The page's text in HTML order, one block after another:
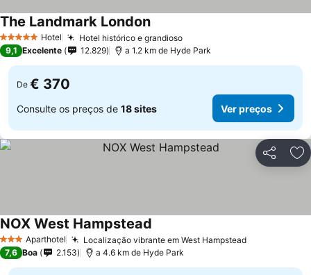
5 Estrelas Hotel Hotel histórico e grandioso
The Landmark London
9,1 Excelente 12.829 a 1.2 km de Hyde Park
De € 370
Consulte os preços de 18 sites Ver preços
Partilhar
3 EstrelasAparthotel Localização vibrante em West Hampstead
NOX West Hampstead
7,6 Boa 2.153 a 4.6 km de Hyde Park